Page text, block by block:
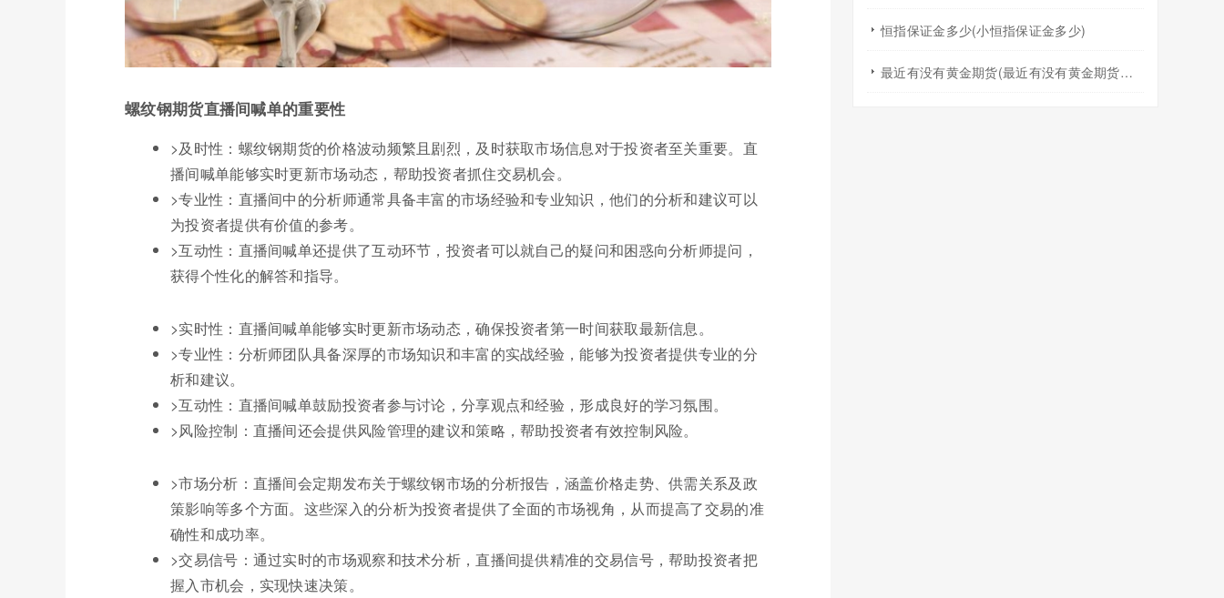
螺纹钢期货直播间喊单的重要性
>及时性：螺纹钢期货的价格波动频繁且剧烈，及时获取市场信息对于投资者至关重要。直
播间喊单能够实时更新市场动态，帮助投资者抓住交易机会。
>专业性：直播间中的分析师通常具备丰富的市场经验和专业知识，他们的分析和建议可以
为投资者提供有价值的参考。
>互动性：直播间喊单还提供了互动环节，投资者可以就自己的疑问和困惑向分析师提问，
获得个性化的解答和指导。
>实时性：直播间喊单能够实时更新市场动态，确保投资者第一时间获取最新信息。
>专业性：分析师团队具备深厚的市场知识和丰富的实战经验，能够为投资者提供专业的分
析和建议。
>互动性：直播间喊单鼓励投资者参与讨论，分享观点和经验，形成良好的学习氛围。
>风险控制：直播间还会提供风险管理的建议和策略，帮助投资者有效控制风险。
>市场分析：直播间会定期发布关于螺纹钢市场的分析报告，涵盖价格走势、供需关系及政
策影响等多个方面。这些深入的分析为投资者提供了全面的市场视角，从而提高了交易的准
确性和成功率。
>交易信号：通过实时的市场观察和技术分析，直播间提供精准的交易信号，帮助投资者把
握入市机会，实现快速决策。
恒指保证金多少(小恒指保证金多少)
最近有没有黄金期货(最近有没有黄金期货交易)